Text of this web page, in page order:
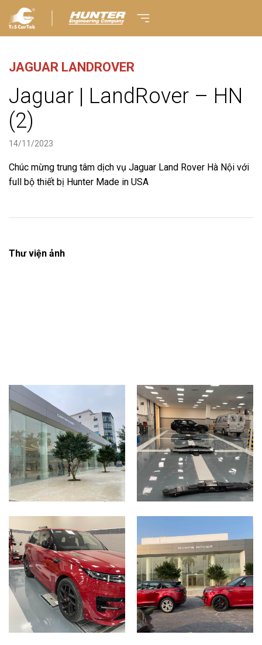
JAGUAR LANDROVER
Jaguar | LandRover – HN
(2)
14/11/2023
Chúc mừng trung tâm dịch vụ Jaguar Land Rover Hà Nội với
full bộ thiết bị Hunter Made in USA
Thư viện ảnh